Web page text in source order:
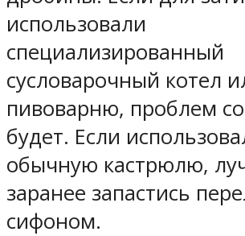
использовали
специализированный
сусловарочный котел
пивоварню, проблем
будет. Если
обычную кастрюлю,
заранее запастись
сифоном.